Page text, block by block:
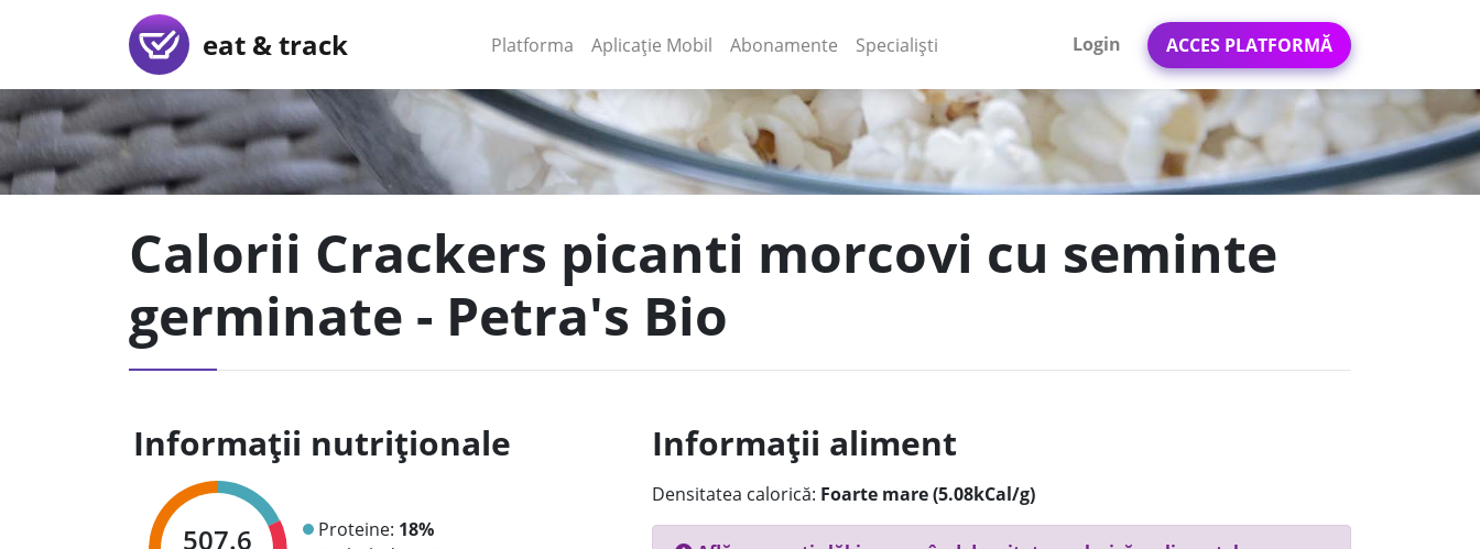
eat & track Platforma (current)
Aplicație Mobil (current)
Abonamente Specialiști Login ACCES PLATFORMĂ
Calorii Crackers picanti morcovi cu seminte
germinate - Petra's Bio
Informații nutriționale
507.6 Proteine: 18%
Informații aliment
Densitatea calorică: Foarte mare (5.08kCal/g)